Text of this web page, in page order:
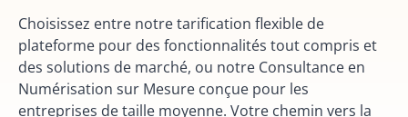
Choisissez entre notre tarification flexible de
plateforme pour des fonctionnalités tout compris et
des solutions de marché, ou notre Consultance en
Numérisation sur Mesure conçue pour les
entreprises de taille moyenne. Votre chemin vers la